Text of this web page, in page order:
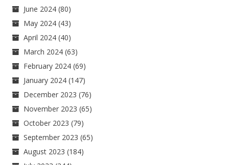
June 2024 (80)
May 2024 (43)
April 2024 (40)
March 2024 (63)
February 2024 (69)
January 2024 (147)
December 2023 (76)
November 2023 (65)
October 2023 (79)
September 2023 (65)
August 2023 (184)